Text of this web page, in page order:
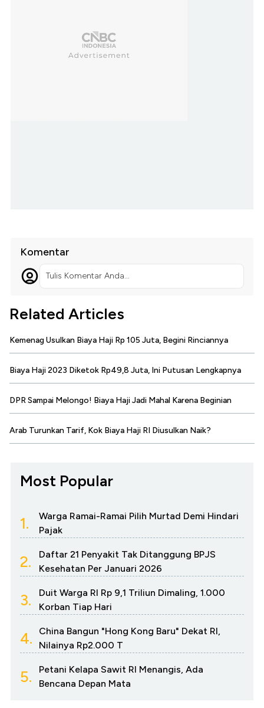
Komentar
Tulis Komentar Anda...
Related Articles
Kemenag Usulkan Biaya Haji Rp 105 Juta, Begini Rinciannya
Biaya Haji 2023 Diketok Rp49,8 Juta, Ini Putusan Lengkapnya
DPR Sampai Melongo! Biaya Haji Jadi Mahal Karena Beginian
Arab Turunkan Tarif, Kok Biaya Haji RI Diusulkan Naik?
Most Popular
1.
Warga Ramai-Ramai Pilih Murtad Demi Hindari
Pajak
2.
Daftar 21 Penyakit Tak Ditanggung BPJS
Kesehatan Per Januari 2026
3.
Duit Warga RI Rp 9,1 Triliun Dimaling, 1.000
Korban Tiap Hari
4.
China Bangun "Hong Kong Baru" Dekat RI,
Nilainya Rp2.000 T
5.
Petani Kelapa Sawit RI Menangis, Ada
Bencana Depan Mata